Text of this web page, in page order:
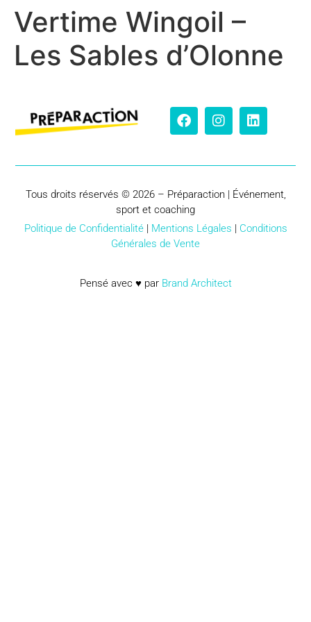
Vertime Wingoil –
Les Sables d’Olonne
Tous droits réservés © 2026 – Préparaction | Événement,
sport et coaching
Politique de Confidentialité| Mentions Légales | Conditions
Générales de Vente
Pensé avec ♥ par Brand Architect